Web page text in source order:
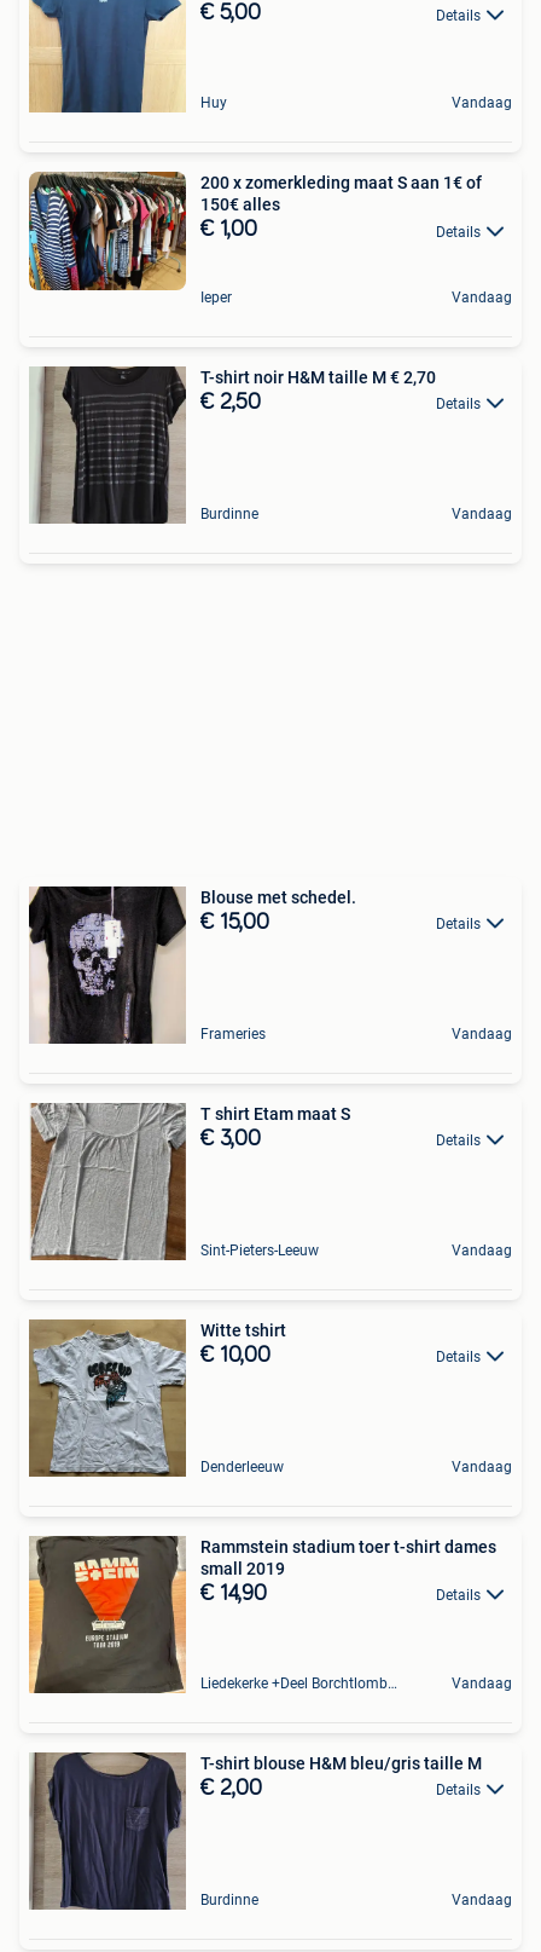
€ 5,00 Details
Huy Vandaag
200 x zomerkleding maat S aan 1€ of
150€ alles
€ 1,00 Details
Ieper Vandaag
T-shirt noir H&M taille M € 2,70
€ 2,50 Details
Burdinne Vandaag
Blouse met schedel.
€ 15,00 Details
Frameries Vandaag
T shirt Etam maat S
€ 3,00 Details
Sint-Pieters-Leeuw Vandaag
Witte tshirt
€ 10,00 Details
Denderleeuw Vandaag
Rammstein stadium toer t-shirt dames
small 2019
€ 14,90 Details
Liedekerke +Deel Borchtlombeek Vandaag
T-shirt blouse H&M bleu/gris taille M
€ 2,00 Details
Burdinne Vandaag